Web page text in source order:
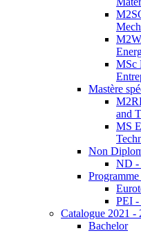
MSc
Mastère
and
MS
Non
ND -
PEI -
Catalogue 2021 -
Bachelor